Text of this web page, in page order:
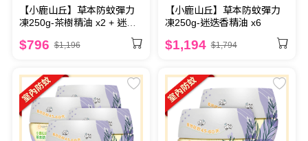
【小鹿山丘】草本防蚊彈力
凍250g-茶樹精油 x2 + 迷迭
$796 $1,196
【小鹿山丘】草本防蚊彈力
凍250g-迷迭香精油 x6
$1,194 $1,794